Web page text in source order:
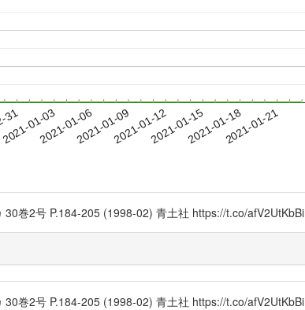
2021-01-032021-01-062021-01-092021-01-122021-01-152021-01-182021-01-21
巻2号 P.184-205 (1998-02) 青土社 https://t.co/afV2UtKbBi
巻2号 P.184-205 (1998-02) 青土社 https://t.co/afV2UtKbBi